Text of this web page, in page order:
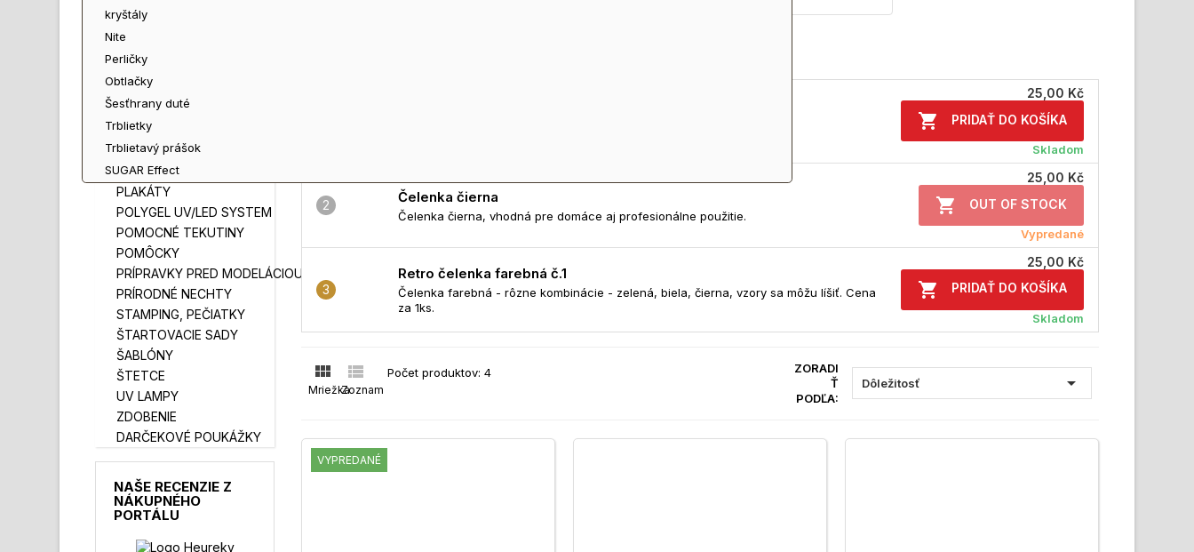
Gély pre prírodné nechty
ŠKOLENIA, KURZY
NÁSTROJE
NECHTOVÉ TIPY
P-SHINE
PARÁDA
PARAFÍN, PARAFÍNOVÁ VAŇA
PILNÍKY, BLOKY, LEŠTIČKY
PLAKÁTY
POLYGEL UV/LED SYSTEM
POMOCNÉ TEKUTINY
POMÔCKY
PRÍPRAVKY PRED MODELÁCIOU
PRÍRODNÉ NECHTY
STAMPING, PEČIATKY
ŠTARTOVACIE SADY
ŠABLÓNY
ŠTETCE
UV LAMPY
ZDOBENIE
kryštály
Nite
Perličky
Obtlačky
Šesťhrany duté
Trblietky
Trblietavý prášok
SUGAR Effect
DARČEKOVÉ POUKÁŽKY
NAŠE RECENZIE Z
NÁKUPNÉHO
PORTÁLU
25,00 Kč
 PRIDAŤ DO KOŠÍKA
Skladom
Čelenka čierna
Čelenka čierna, vhodná pre domáce aj profesionálne použitie.
25,00 Kč
 OUT OF STOCK
Vypredané
Retro čelenka farebná č.1
Čelenka farebná - rôzne kombinácie - zelená, biela, čierna, vzory sa môžu líšiť. Cena
za 1ks.
25,00 Kč
 PRIDAŤ DO KOŠÍKA
Skladom

Mriežka

Zoznam
Počet produktov: 4
ZORADI
Ť
PODĽA:
Dôležitosť 
VYPREDANÉ